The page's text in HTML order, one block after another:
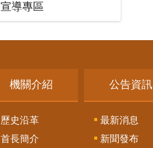
宣導專區
機關介紹
歷史沿革
首長簡介
公告資訊
最新消息
新聞發布